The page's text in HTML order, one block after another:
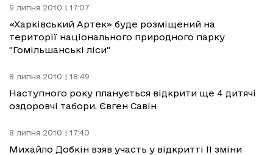
9 липня 2010 | 17:07
«Харківський Артек» буде розміщений на
території національного природного парку
"Гомільшанські ліси"
8 липня 2010 | 18:49
Наступного року планується відкрити ще 4 дитячі
оздоровчі табори. Євген Савін
8 липня 2010 | 17:40
Михайло Добкін взяв участь у відкритті II зміни